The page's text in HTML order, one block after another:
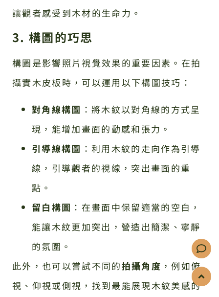
讓觀者感受到木材的生命力。
3. 構圖的巧思
構圖是影響照片視覺效果的重要因素。在拍
攝實木皮板時，可以運用以下構圖技巧：
對角線構圖 ：將木紋以對角線的方式呈
現，能增加畫面的動感和張力。
引導線構圖 ：利用木紋的走向作為引導
線，引導觀者的視線，突出畫面的重
點。
留白構圖 ：在畫面中保留適當的空白，
能讓木紋更加突出，營造出簡潔、寧靜
的氛圍。
此外，也可以嘗試不同的拍攝角度 ，例如俯
視、仰視或側視，找到最能展現木紋美感的